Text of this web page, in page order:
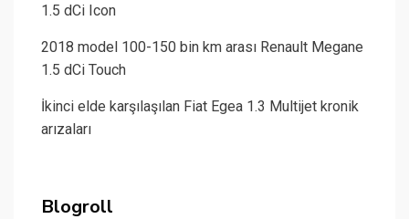
1.5 dCi Icon
2018 model 100-150 bin km arası Renault Megane
1.5 dCi Touch
İkinci elde karşılaşılan Fiat Egea 1.3 Multijet kronik
arızaları
Blogroll